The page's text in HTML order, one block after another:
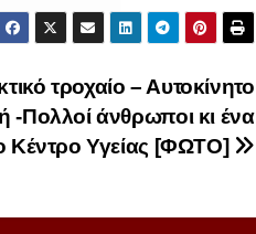
τροχαίο – Αυτοκίνητο
-Πολλοί άνθρωποι κι ένα
Κέντρο Υγείας [ΦΩΤΟ]